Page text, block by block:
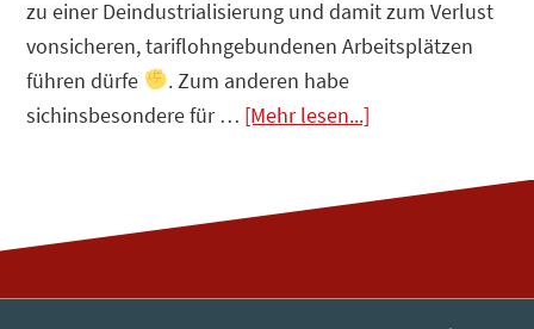
zu einer Deindustrialisierung und damit zum Verlust
vonsicheren, tariflohngebundenen Arbeitsplätzen
führen dürfe
. Zum anderen habe
sichinsbesondere für … [Mehr lesen...]